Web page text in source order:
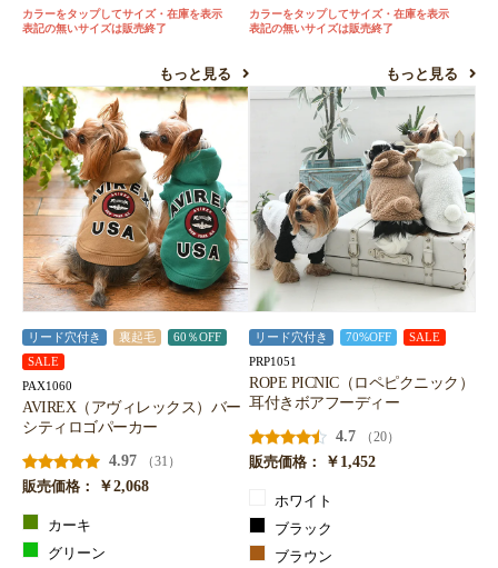
カラーをタップしてサイズ・在庫を表示
表記の無いサイズは販売終了
もっと見る
カラーをタップしてサイズ・在庫を表示
表記の無いサイズは販売終了
もっと見る
リード穴付き 裏起毛
60％OFF
SALE
PAX1060
AVIREX（アヴィレックス）バー
シティロゴパーカー
4.97
（31）
販売価格：
￥2,068
カーキ
グリーン
リード穴付き 70%OFF SALE
PRP1051
ROPE PICNIC（ロペピクニック）
耳付きボアフーディー
4.7
（20）
販売価格：
￥1,452
ホワイト
ブラック
ブラウン